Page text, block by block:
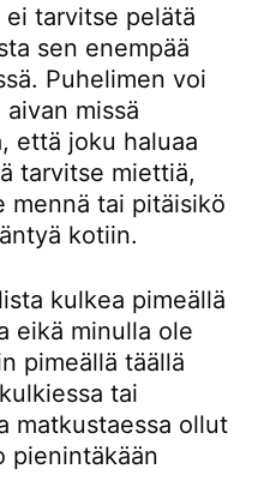
tarvitse pelätä
sen enempää
Puhelimen voi
missä
että joku haluaa
tarvitse miettiä,
mennä tai pitäisikö
kotiin.
kulkea pimeällä
eikä minulla ole
pimeällä täällä
tai
matkustaessa ollut
pienintäkään